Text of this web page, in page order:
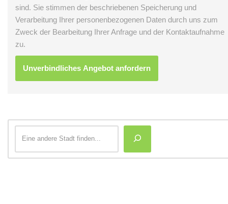
sind. Sie stimmen der beschriebenen Speicherung und
Verarbeitung Ihrer personenbezogenen Daten durch uns zum
Zweck der Bearbeitung Ihrer Anfrage und der Kontaktaufnahme
zu.